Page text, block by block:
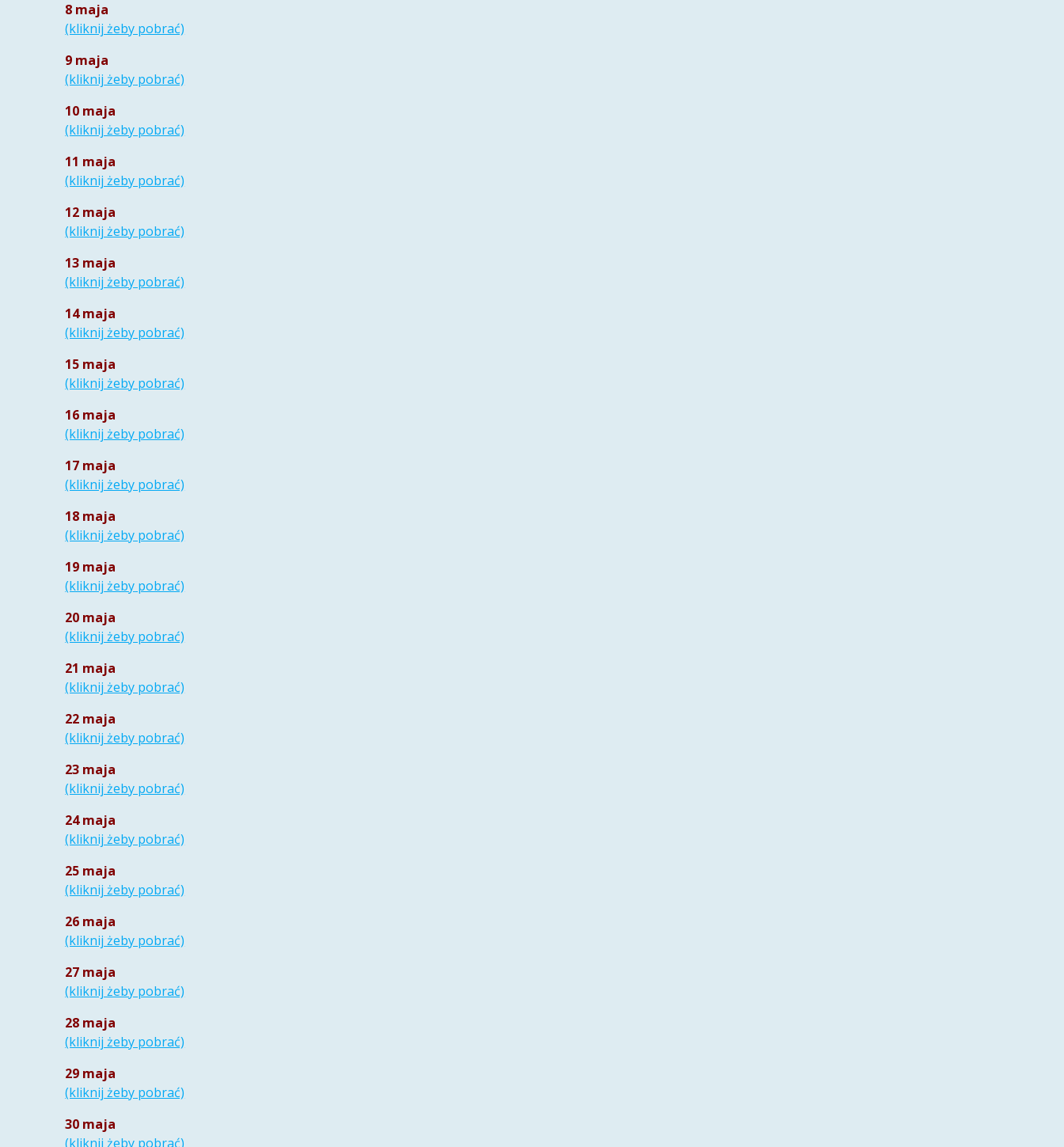
8 maja
(kliknij żeby pobrać)
9 maja
(kliknij żeby pobrać)
10 maja
(kliknij żeby pobrać)
11 maja
(kliknij żeby pobrać)
12 maja
(kliknij żeby pobrać)
13 maja
(kliknij żeby pobrać)
14 maja
(kliknij żeby pobrać)
15 maja
(kliknij żeby pobrać)
16 maja
(kliknij żeby pobrać)
17 maja
(kliknij żeby pobrać)
18 maja
(kliknij żeby pobrać)
19 maja
(kliknij żeby pobrać)
20 maja
(kliknij żeby pobrać)
21 maja
(kliknij żeby pobrać)
22 maja
(kliknij żeby pobrać)
23 maja
(kliknij żeby pobrać)
24 maja
(kliknij żeby pobrać)
25 maja
(kliknij żeby pobrać)
26 maja
(kliknij żeby pobrać)
27 maja
(kliknij żeby pobrać)
28 maja
(kliknij żeby pobrać)
29 maja
(kliknij żeby pobrać)
30 maja
(kliknij żeby pobrać)